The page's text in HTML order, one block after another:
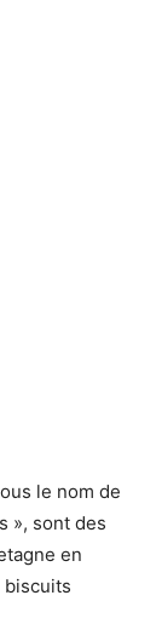
le nom de
», sont des
en
biscuits